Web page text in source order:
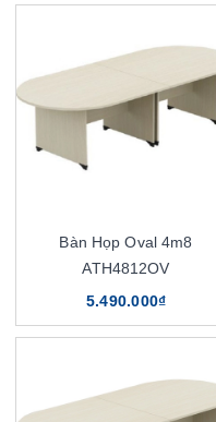
Bàn Họp Oval 4m8
ATH4812OV
5.490.000₫